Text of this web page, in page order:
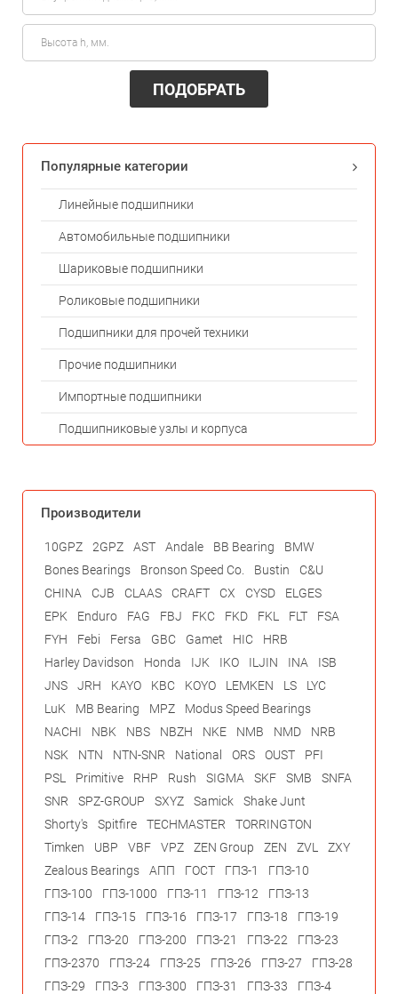
ПОДОБРАТЬ
Популярные категории
Линейные подшипники
Автомобильные подшипники
Шариковые подшипники
Роликовые подшипники
Подшипники для прочей техники
Прочие подшипники
Импортные подшипники
Подшипниковые узлы и корпуса
Производители
10GPZ 2GPZ AST Andale BB Bearing
BMW
Bones Bearings
Bronson Speed Co. Bustin
C&U
CHINA
CJB CLAAS CRAFT CX CYSD
ELGES
EPK
Enduro FAG FBJ FKC FKD FKL FLT
FSA
FYH
Febi Fersa GBC Gamet HIC
HRB
Harley Davidson
Honda IJK IKO ILJIN INA
ISB
JNS
JRH KAYO KBC KOYO LEMKEN LS
LYC
LuK
MB Bearing MPZ
Modus Speed Bearings
NACHI
NBK NBS NBZH NKE NMB NMD
NRB
NSK
NTN NTN-SNR National ORS OUST
PFI
PSL
Primitive RHP Rush SIGMA SKF SMB
SNFA
SNR
SPZ-GROUP SXYZ Samick
Shake Junt
Shorty's
Spitfire TECHMASTER
TORRINGTON
Timken
UBP VBF VPZ ZEN Group ZEN ZVL
ZXY
Zealous Bearings
АПП ГОСТ ГПЗ-1
ГПЗ-10
ГПЗ-100
ГПЗ-1000 ГПЗ-11 ГПЗ-12
ГПЗ-13
ГПЗ-14
ГПЗ-15 ГПЗ-16 ГПЗ-17 ГПЗ-18
ГПЗ-19
ГПЗ-2
ГПЗ-20 ГПЗ-200 ГПЗ-21 ГПЗ-22
ГПЗ-23
ГПЗ-2370
ГПЗ-24 ГПЗ-25 ГПЗ-26 ГПЗ-27
ГПЗ-28
ГПЗ-29
ГПЗ-3 ГПЗ-300 ГПЗ-31 ГПЗ-33
ГПЗ-4